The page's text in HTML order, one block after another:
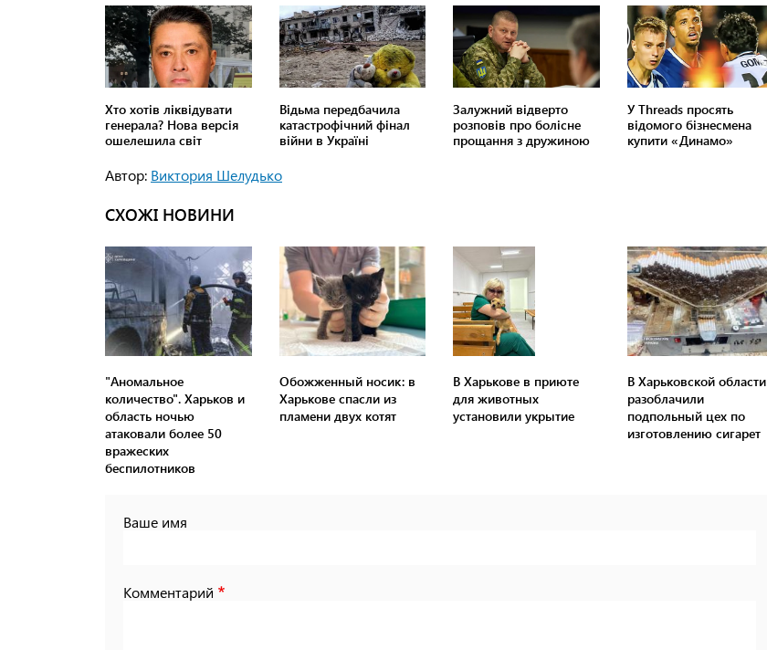
Автор: Виктория Шелудько
СХОЖІ НОВИНИ
"Аномальное
количество". Харьков и
область ночью
атаковали более 50
вражеских
беспилотников
Обожженный носик: в
Харькове спасли из
пламени двух котят
В Харькове в приюте
для животных
установили укрытие
В Харьковской области
разоблачили
подпольный цех по
изготовлению сигарет
Ваше имя
Комментарий